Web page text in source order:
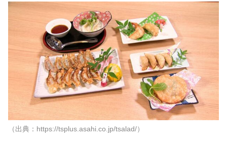
（出典：https://tsplus.asahi.co.jp/tsalad/）